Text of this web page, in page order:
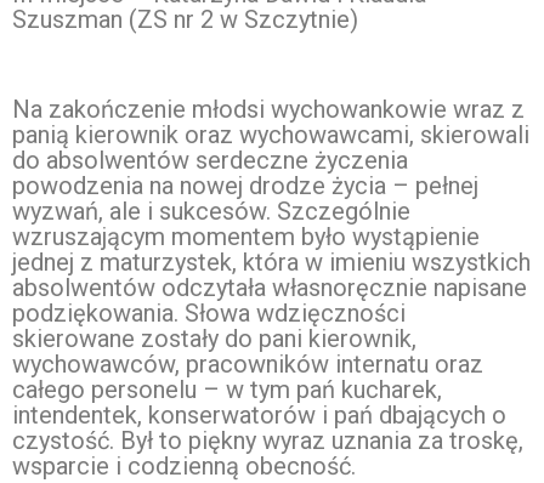
Szuszman (ZS nr 2 w Szczytnie)
Na zakończenie młodsi wychowankowie wraz z
panią kierownik oraz wychowawcami, skierowali
do absolwentów serdeczne życzenia
powodzenia na nowej drodze życia – pełnej
wyzwań, ale i sukcesów. Szczególnie
wzruszającym momentem było wystąpienie
jednej z maturzystek, która w imieniu wszystkich
absolwentów odczytała własnoręcznie napisane
podziękowania. Słowa wdzięczności
skierowane zostały do pani kierownik,
wychowawców, pracowników internatu oraz
całego personelu – w tym pań kucharek,
intendentek, konserwatorów i pań dbających o
czystość. Był to piękny wyraz uznania za troskę,
wsparcie i codzienną obecność.